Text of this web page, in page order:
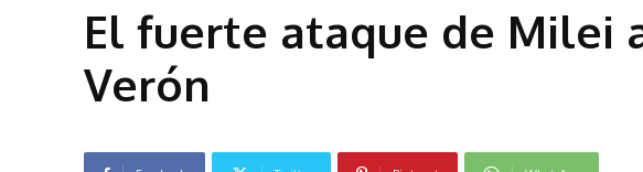
El fuerte ataque de Milei
Verón